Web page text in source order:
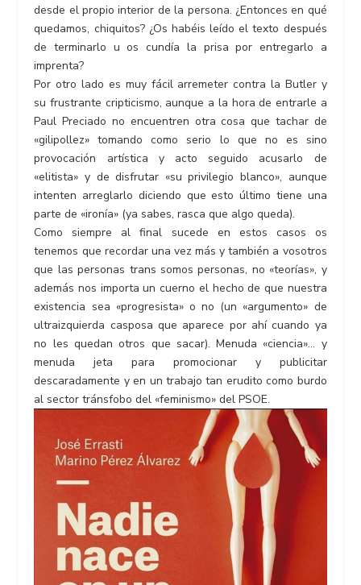
desde el propio interior de la persona. ¿Entonces en qué
quedamos, chiquitos? ¿Os habéis leído el texto después
de terminarlo u os cundía la prisa por entregarlo a
imprenta?
Por otro lado es muy fácil arremeter contra la Butler y
su frustrante cripticismo, aunque a la hora de entrarle a
Paul Preciado no encuentren otra cosa que tachar de
«gilipollez» tomando como serio lo que no es sino
provocación artística y acto seguido acusarlo de
«elitista» y de disfrutar «su privilegio blanco», aunque
intenten arreglarlo diciendo que esto último tiene una
parte de «ironía» (ya sabes, rasca que algo queda).
Como siempre al final sucede en estos casos os
tenemos que recordar una vez más y también a vosotros
que las personas trans somos personas, no «teorías», y
además nos importa un cuerno el hecho de que nuestra
existencia sea «progresista» o no (un «argumento» de
ultraizquierda casposa que aparece por ahí cuando ya
no les quedan otros que sacar). Menuda «ciencia»… y
menuda jeta para promocionar y publicitar
descaradamente y en un trabajo tan erudito como burdo
al sector tránsfobo del «feminismo» del PSOE.